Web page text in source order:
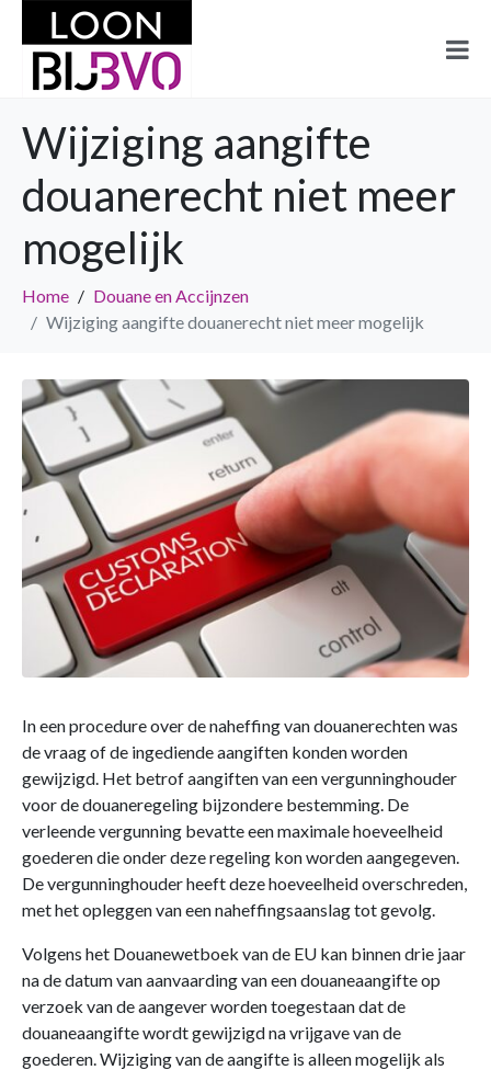
Wijziging aangifte
douanerecht niet meer
mogelijk
Home
Douane en Accijnzen
Wijziging aangifte douanerecht niet meer mogelijk
In een procedure over de naheffing van douanerechten was
de vraag of de ingediende aangiften konden worden
gewijzigd. Het betrof aangiften van een vergunninghouder
voor de douaneregeling bijzondere bestemming. De
verleende vergunning bevatte een maximale hoeveelheid
goederen die onder deze regeling kon worden aangegeven.
De vergunninghouder heeft deze hoeveelheid overschreden,
met het opleggen van een naheffingsaanslag tot gevolg.
Volgens het Douanewetboek van de EU kan binnen drie jaar
na de datum van aanvaarding van een douaneaangifte op
verzoek van de aangever worden toegestaan dat de
douaneaangifte wordt gewijzigd na vrijgave van de
goederen. Wijziging van de aangifte is alleen mogelijk als